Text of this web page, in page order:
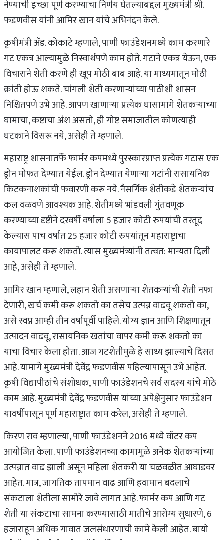
नेण्याची इच्छा पूर्ण करण्याचा निर्णय घेतल्याबद्दल मुख्यमंत्री श्री.
फडणवीस यांनी आमिर खान यांचे अभिनंदन केले.
कृषीमंत्री ॲड. कोकाटे म्हणाले, पाणी फाउंडेशनमध्ये काम करणारे
गट एकत्र आल्यामुळे निस्वार्थपणे काम होते. गटाने एकत्र येऊन, एक
विचाराने शेती करणे ही खूप मोठी बाब आहे. या माध्यमातून मोठी
क्रांती होऊ शकते. चांगली शेती करणाऱ्यांच्या पाठीशी शासन
निश्चितपणे उभे आहे. आपण खाणाऱ्या प्रत्येक घासामागे शेतकऱ्याच्या
घामाचा, कष्टाचा अंश असतो, ही गोष्ट समाजातील कोणत्याही
घटकाने विसरू नये, असेही ते म्हणाले.
महाराष्ट्र शासनातर्फे फार्मर कपमध्ये पुरस्कारप्राप्त प्रत्येक गटास एक
ड्रोन मोफत देण्यात येईल. ड्रोन देण्यात येणाऱ्या गटांनी रासायनिक
किटकनाशकांची फवारणी करू नये. नैसर्गिक शेतीकडे शेतकऱ्यांच
कल वळवणे आवश्यक आहे. शेतीमध्ये भांडवली गुंतवणूक
करण्याच्या दृष्टीने दरवर्षी वर्षाला 5 हजार कोटी रुपयांची तरतूद
केल्यास पाच वर्षात 25 हजार कोटी रुपयांतून महाराष्ट्राचा
कायापालट करू शकतो. त्यास मुख्यमंत्र्यांनी तत्वत: मान्यता दिली
आहे, असेही ते म्हणाले.
आमिर खान म्हणाले, लहान शेती असणाऱ्या शेतकऱ्यांची शेती नफा
देणारी, खर्च कमी करू शकतो का तसेच उत्पन्न वाढवू शकतो का,
असे स्वप्न आम्ही तीन वर्षापूर्वी पाहिले. योग्य ज्ञान आणि शिक्षणातून
उत्पादन वाढवू, रासायनिक खतांचा वापर कमी करू शकतो का
याचा विचार केला होता. आज गटशेतीमुळे हे साध्य झाल्याचे दिसत
आहे. यामागे मुख्यमंत्री देवेंद्र फडणवीस पहिल्यापासून उभे आहेत.
कृषी विद्यापीठांचे संशोधक, पाणी फाउंडेशनचे सर्व सदस्य यांचे मोठे
काम आहे. मुख्यमंत्री देवेंद्र फडणवीस यांच्या अपेक्षेनुसार फाउंडेशन
यावर्षीपासून पूर्ण महाराष्ट्रात काम करेल, असेही ते म्हणाले.
किरण राव म्हणाल्या, पाणी फाउंडेशनने 2016 मध्ये वॉटर कप
आयोजित केला. पाणी फाउंडेशनच्या कामामुळे अनेक शेतकऱ्यांच्या
उत्पन्नात वाढ झाली असून महिला शेतकरी या चळवळीत आघाडवर
आहेत. मात्र, जागतिक तापमान वाढ आणि हवामान बदलाचे
संकटाला शेतीला सामोरे जावे लागत आहे. फार्मर कप आणि गट
शेती या संकटाचा सामना करण्यासाठी मातीचे आरोग्य सुधारणे, 6
हजाराहून अधिक गावात जलसंधारणाची कामे केली आहेत. बायो